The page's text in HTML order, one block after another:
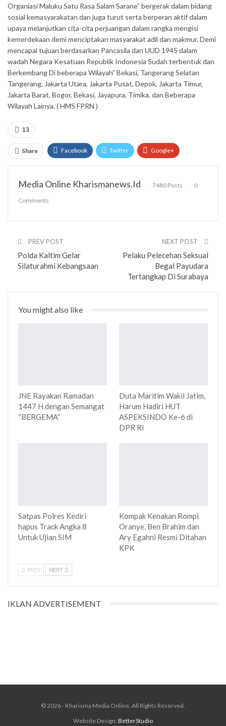
Organiasi Maluku Satu Rasa Salam Sarane” bergerak dalam bidang
sosial kemasyarakatan dan juga turut serta berperan aktif dalam
upaya melanjutkan cita-cita perjuangan dalam rangka mengisi
kemerdekaan demi menciptakan masyarakat adil dan makmur. Demi
mencapai tujuan berdasarkan Pancasila dan UUD 1945 dalam
wadah Negara Kesatuan Republik Indonesia Sudah terbentuk dan
Berkembang Di beberapa Wilayah” Bekasi, Tangerang Selatan
Tangerang, Jakarta Utara, Jakarta Pusat, Depok, Jakarta Timur,
Jakarta Barat, Bogor, Bekasi, Jayapura, Timika. dan Beberapa
Wilayah Lainya. ( HMS FPRN )
13
Share Facebook Twitter Google+
Email
Media Online Kharismanews.id 7480 Posts
0
Comments
PREV POST
Polda Kaltim Gelar
Silaturahmi Kebangsaan
NEXT POST
Pelaku Pelecehan Seksual
Begal Payudara
Tertangkap Di Surabaya
You might also like
JNE Rayakan Ramadan
1447 H dengan Semangat
“BERGEMA”
Duta Maritim Wakil Jatim,
Harum Hadiri HUT
ASPEKSINDO Ke-6 di
DPR RI
Satpas Polres Kediri
hapus Track Angka 8
Untuk Ujian SIM
Kompak Kenakan Rompi
Oranye, Ben Brahim dan
Ary Egahni Resmi Ditahan
KPK
PREV NEXT
IKLAN ADVERTISEMENT
© 2026 - Kharisma Media Online. All Rights Reserved.
Website Design: BetterStudio